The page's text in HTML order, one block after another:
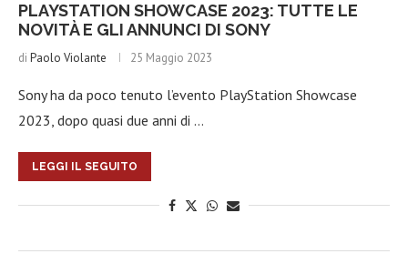
PLAYSTATION SHOWCASE 2023: TUTTE LE
NOVITÀ E GLI ANNUNCI DI SONY
di Paolo Violante 25 Maggio 2023
Sony ha da poco tenuto l’evento PlayStation Showcase
2023, dopo quasi due anni di …
LEGGI IL SEGUITO